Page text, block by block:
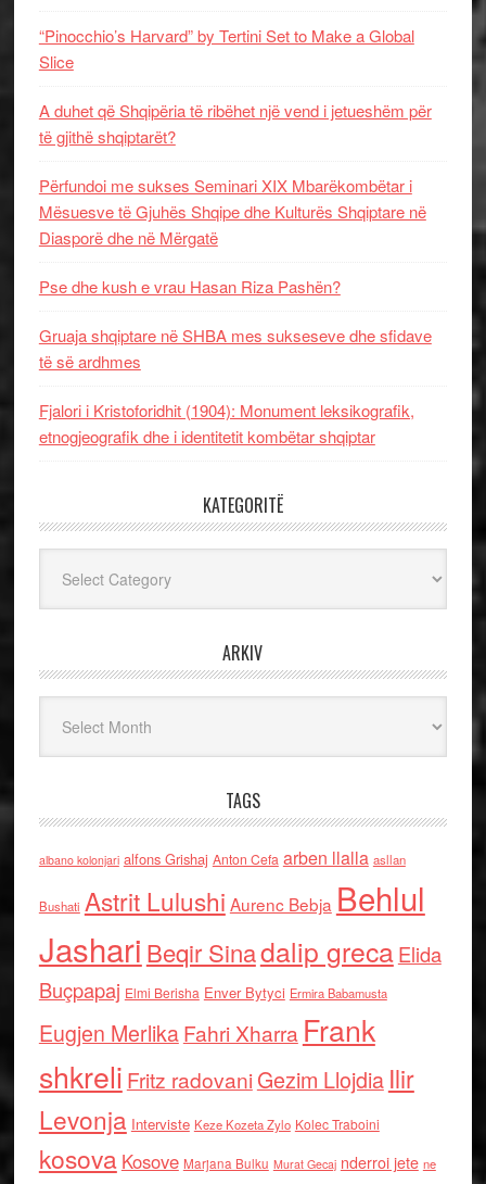
“Pinocchio’s Harvard” by Tertini Set to Make a Global
Slice
A duhet që Shqipëria të ribëhet një vend i jetueshëm për
të gjithë shqiptarët?
Përfundoi me sukses Seminari XIX Mbarëkombëtar i
Mësuesve të Gjuhës Shqipe dhe Kulturës Shqiptare në
Diasporë dhe në Mërgatë
Pse dhe kush e vrau Hasan Riza Pashën?
Gruaja shqiptare në SHBA mes sukseseve dhe sfidave
të së ardhmes
Fjalori i Kristoforidhit (1904): Monument leksikografik,
etnogjeografik dhe i identitetit kombëtar shqiptar
KATEGORITË
ARKIV
TAGS
albano kolonjari alfons Grishaj Anton Cefa arben llalla asllan
Bushati Astrit Lulushi Aurenc Bebja Behlul
Jashari Beqir Sinadalip grecaElida
Buçpapaj Elmi Berisha Enver Bytyci Ermira Babamusta
Eugjen MerlikaFahri Xharra Frank
shkreli Fritz radovaniGezim Llojdia Ilir
Levonja Interviste Keze Kozeta Zylo Kolec Traboini
kosova Kosove Marjana Bulku Murat Gecaj nderroi jete ne